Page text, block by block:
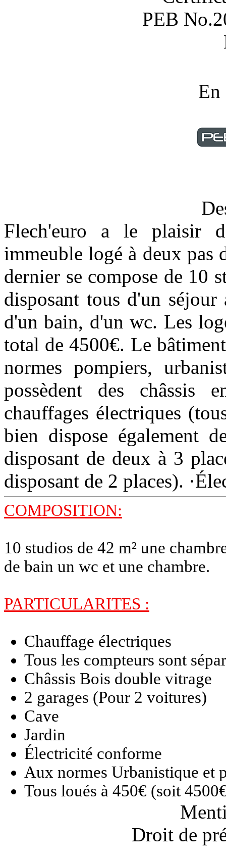
PEB
En
Flech'euro a le plaisir
immeuble logé à deux
dernier se compose de 10
disposant tous d'un
d'un bain, d'un wc. Les
total de 4500€. Le
normes pompiers,
possèdent des châssis
chauffages électriques
bien dispose également
disposant de deux à 3
disposant de 2 places).
COMPOSITION:
10 studios de 42 m² une
de bain un wc et une chambre.
PARTICULARITES :
Chauffage électriques
Tous les compteurs sont
Châssis Bois double vitrage
2 garages (Pour 2 voitures)
Cave
Jardin
Électricité conforme
Aux normes Urbanistique et
Tous loués à 450€ (soit
Droit de